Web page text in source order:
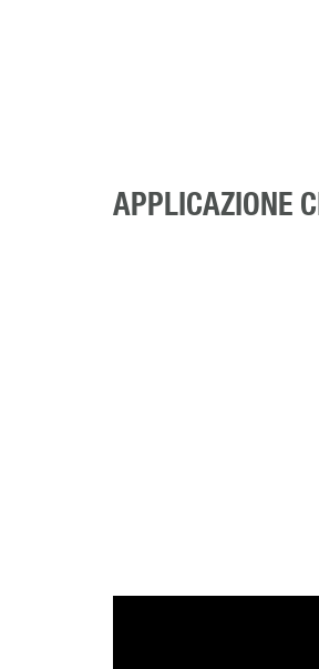
APPLICAZIONE